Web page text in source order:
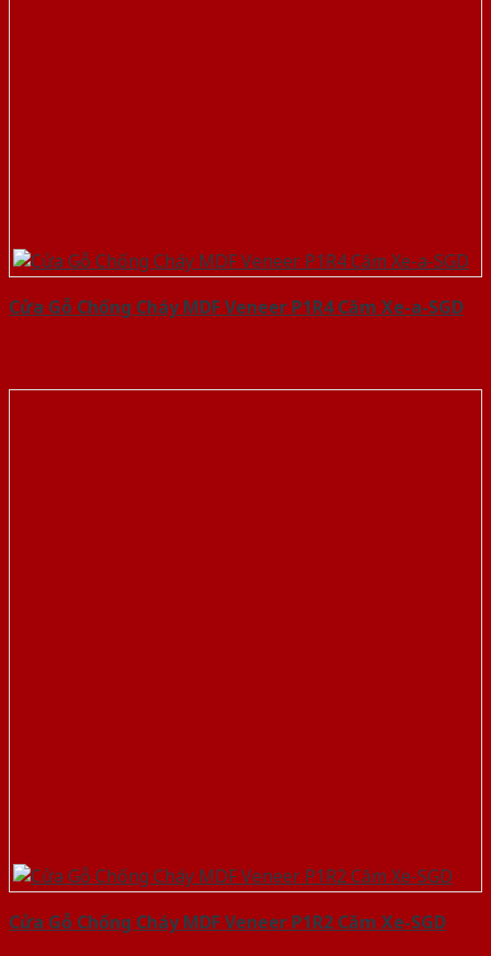
Cửa Gỗ Chống Cháy MDF Veneer P1R4 Căm Xe-a-SGD
Cửa Gỗ Chống Cháy MDF Veneer P1R2 Căm Xe-SGD